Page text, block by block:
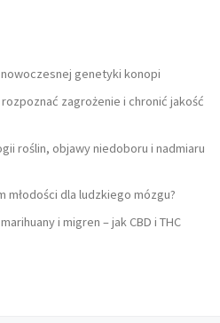
genetyki konopi
zagrożenie i chronić jakość
roślin, objawy niedoboru i nadmiaru
młodości dla ludzkiego mózgu?
i migren – jak CBD i THC